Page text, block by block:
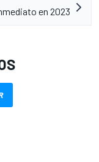
en 2023